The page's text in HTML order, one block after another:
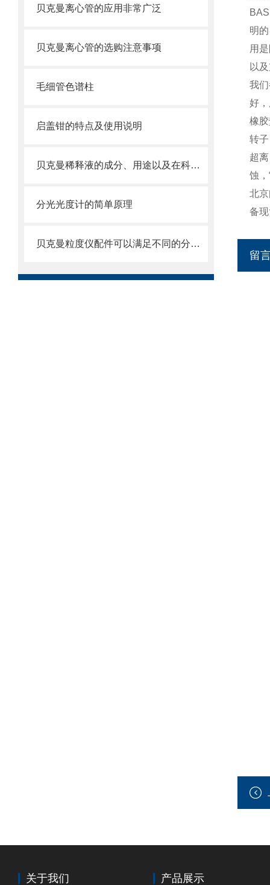
贝克曼离心管的应用非常广泛
贝克曼离心管的选购注意事项
毛细管色谱柱
启盖钳的特点及使用说明
贝克曼稀释液的成分、用途以及在科学研究中的重要性
分光光度计的简单原理
贝克曼粒度仪配件可以满足不同的分析要求
明
用
以
我
好
橡
转
超
蚀
北
备
留
关于我们 产品展示